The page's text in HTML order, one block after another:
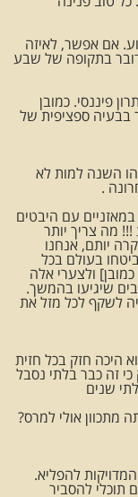
אם אפשר, לאיזה
בתקופה של שבע
לפיתרון פיננסי. כמובן
בבעיה ספציפית של
השנה למות לא
.
עם היבטים
מה צריך יותר
יותם, אנחנו
בעולם בכל
ולצערי אלה
שיגיעו בהמשך.
לשקף לכל מזל את
היכה חזק בכל חזית
זה כבר בלתי נסבל
שנים
מתכוון אולי למרס?
להפליא.
תוכלי להסביר